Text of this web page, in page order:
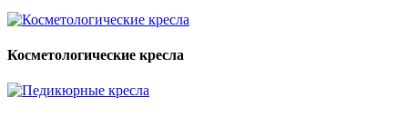
Косметологические кресла